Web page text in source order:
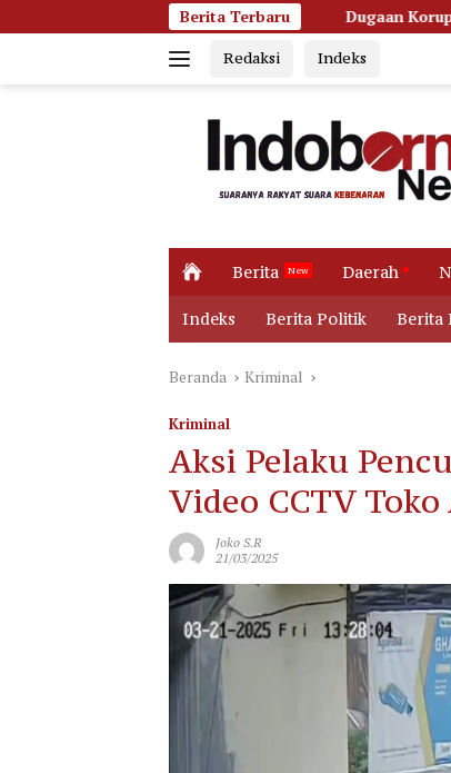
ke
Berita Terbaru
Dugaan Korupsi Dana Hibah Pilkada,
Redaksi Indeks
H
m
e
Berita Daerah
Indeks Berita Politik Berita
Beranda Kriminal
Kriminal
Aksi Pelaku
Video CCTV Toko
Joko S.R
21/03/2025